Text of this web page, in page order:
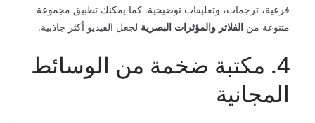
فرعية، ترجمات، وتعليقات توضيحية. كما يمكنك تطبيق مجموعة
متنوعة من الفلاتر والمؤثرات البصرية لجعل الفيديو أكثر جاذبية.
4. مكتبة ضخمة من الوسائط
المجانية